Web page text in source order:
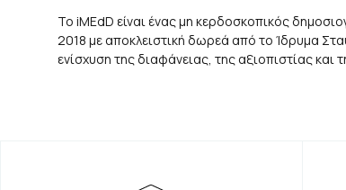
Το iMEdD είναι ένας μη κερδοσκοπικός
2018 με αποκλειστική δωρεά από το Ίδρυμα
ενίσχυση της διαφάνειας, της αξιοπιστίας